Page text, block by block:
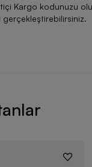
Kargo kodunuzu
gerçekleştirebilirsiniz.